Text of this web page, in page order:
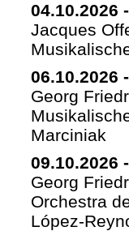
04.10.2026 -
Jacques
06.10.2026 -
Georg
Marciniak
09.10.2026 -
Georg
Orchestra
López-